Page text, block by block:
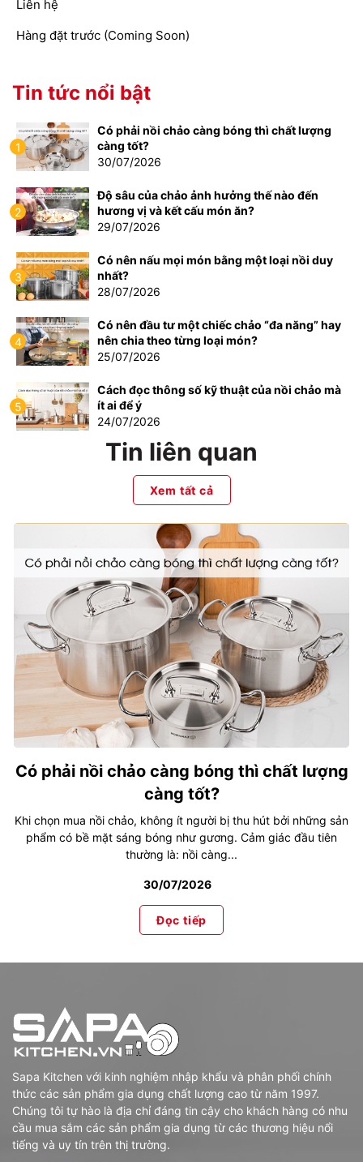
Liên hệ
Hàng đặt trước (Coming Soon)
Tin tức nổi bật
1
Có phải nồi chảo càng bóng thì chất lượng
càng tốt?
30/07/2026
2
Độ sâu của chảo ảnh hưởng thế nào đến
hương vị và kết cấu món ăn?
29/07/2026
3
Có nên nấu mọi món bằng một loại nồi duy
nhất?
28/07/2026
4
Có nên đầu tư một chiếc chảo “đa năng” hay
nên chia theo từng loại món?
25/07/2026
5
Cách đọc thông số kỹ thuật của nồi chảo mà
ít ai để ý
24/07/2026
Tin liên quan
Xem tất cả
Có phải nồi chảo càng bóng thì chất lượng
càng tốt?
Khi chọn mua nồi chảo, không ít người bị thu hút bởi những sản
phẩm có bề mặt sáng bóng như gương. Cảm giác đầu tiên
thường là: nồi càng...
30/07/2026
Đọc tiếp
Sapa Kitchen với kinh nghiệm nhập khẩu và phân phối chính
thức các sản phẩm gia dụng chất lượng cao từ năm 1997.
Chúng tôi tự hào là địa chỉ đáng tin cậy cho khách hàng có nhu
cầu mua sắm các sản phẩm gia dụng từ các thương hiệu nổi
tiếng và uy tín trên thị trường.